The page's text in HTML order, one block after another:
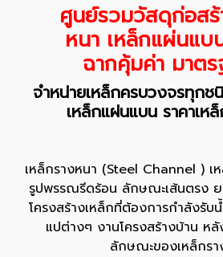
ศูนย์รวมวัสดุก่อสร้
หนา เหล็กแผ่นแบ
ฉากคุ้มค่า มาต
จำหน่ายเหล็กครบวงจรทุกช
เหล็กแผ่นแบน ราคาเห
เหล็กรางหนา (Steel Channel ) เ
รูปพรรณรีดร้อน ลักษณะเส้นตรง ย
โครงสร้างเหล็กที่ต้องการกำลังรั
แปต่างๆ งานโครงสร้างบ้าน หลั
ลักษณะของเหล็กรา